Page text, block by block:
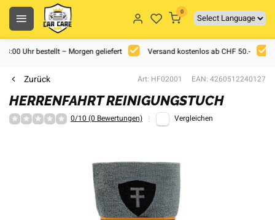
0
Uhr bestellt – Morgen geliefert Versand kostenlos ab CHF 50.-
Zurück Art: HF02001 EAN: 4260512240127
HERRENFAHRT REINIGUNGSTUCH
0/10 (0 Bewertungen) Vergleichen